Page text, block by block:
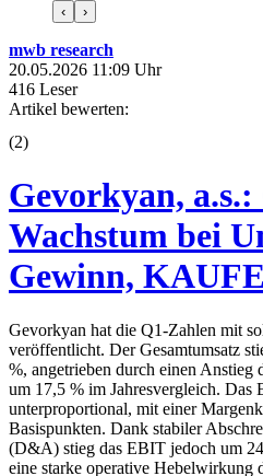
‹ ›
mwb research
20.05.2026 11:09 Uhr
416 Leser
Artikel bewerten:
(2)
Gevorkyan,
Wachstum bei
Gewinn,
Gevorkyan hat die Q1-Zahlen mit
veröffentlicht. Der Gesamtumsatz
%, angetrieben durch einen Anstieg
um 17,5 % im Jahresvergleich.
unterproportional, mit einer
Basispunkten. Dank stabiler
(D&A) stieg das EBIT jedoch um
eine starke operative Hebelwirkung